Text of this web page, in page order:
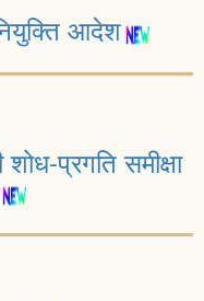
आदेश
प्रगति समीक्षा